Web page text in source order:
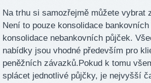
Na trhu si samozřejmě můžete vybrat
Není to pouze konsolidace
konsolidace nebankovních půjček.
nabídky jsou vhodné především pro
peněžních závazků.Pokud k tomu
splácet jednotlivé půjčky, je nejvyšší